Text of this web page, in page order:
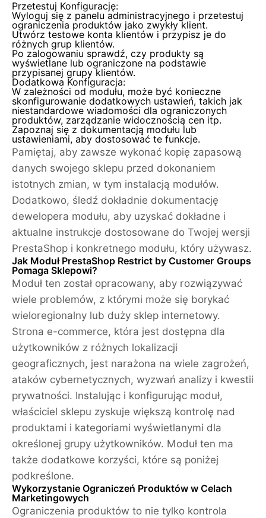
Przetestuj Konfigurację:
Wyloguj się z panelu administracyjnego i przetestuj
ograniczenia produktów jako zwykły klient.
Utwórz testowe konta klientów i przypisz je do
różnych grup klientów.
Po zalogowaniu sprawdź, czy produkty są
wyświetlane lub ograniczone na podstawie
przypisanej grupy klientów.
Dodatkowa Konfiguracja:
W zależności od modułu, może być konieczne
skonfigurowanie dodatkowych ustawień, takich jak
niestandardowe wiadomości dla ograniczonych
produktów, zarządzanie widocznością cen itp.
Zapoznaj się z dokumentacją modułu lub
ustawieniami, aby dostosować te funkcje.
Pamiętaj, aby zawsze wykonać kopię zapasową
danych swojego sklepu przed dokonaniem
istotnych zmian, w tym instalacją modułów.
Dodatkowo, śledź dokładnie dokumentację
dewelopera modułu, aby uzyskać dokładne i
aktualne instrukcje dostosowane do Twojej wersji
PrestaShop i konkretnego modułu, który używasz.
Jak Moduł PrestaShop Restrict by Customer Groups
Pomaga Sklepowi?
Moduł ten został opracowany, aby rozwiązywać
wiele problemów, z którymi może się borykać
wieloregionalny lub duży sklep internetowy.
Strona e-commerce, która jest dostępna dla
użytkowników z różnych lokalizacji
geograficznych, jest narażona na wiele zagrożeń,
ataków cybernetycznych, wyzwań analizy i kwestii
prywatności. Instalując i konfigurując moduł,
właściciel sklepu zyskuje większą kontrolę nad
produktami i kategoriami wyświetlanymi dla
określonej grupy użytkowników. Moduł ten ma
także dodatkowe korzyści, które są poniżej
podkreślone.
Wykorzystanie Ograniczeń Produktów w Celach
Marketingowych
Ograniczenia produktów to nie tylko kontrola